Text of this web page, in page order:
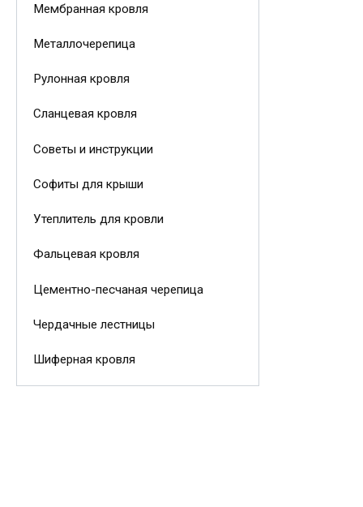
Мембранная кровля
Металлочерепица
Рулонная кровля
Сланцевая кровля
Советы и инструкции
Софиты для крыши
Утеплитель для кровли
Фальцевая кровля
Цементно-песчаная черепица
Чердачные лестницы
Шиферная кровля